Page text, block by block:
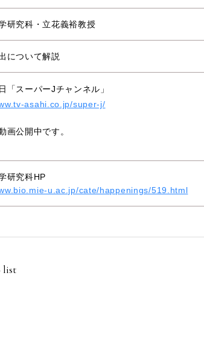
研究科・立花義裕教授
について解説
「スーパーJチャンネル」
asahi.co.jp/super-j/
画公開中です。
研究科HP
u.ac.jp/cate/happenings/519.html
list